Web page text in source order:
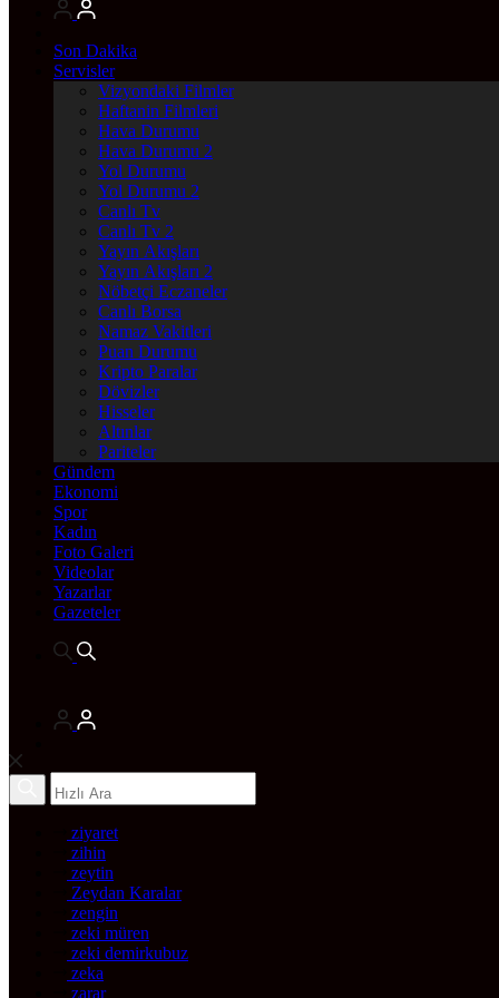
Son Dakika
Servisler
Vizyondaki Filmler
Haftanin Filmleri
Hava Durumu
Hava Durumu 2
Yol Durumu
Yol Durumu 2
Canlı Tv
Canlı Tv 2
Yayın Akışları
Yayın Akışları 2
Nöbetçi Eczaneler
Canlı Borsa
Namaz Vakitleri
Puan Durumu
Kripto Paralar
Dövizler
Hisseler
Altınlar
Pariteler
Gündem
Ekonomi
Spor
Kadın
Foto Galeri
Videolar
Yazarlar
Gazeteler
ziyaret
zihin
zeytin
Zeydan Karalar
zengin
zeki müren
zeki demirkubuz
zeka
zarar